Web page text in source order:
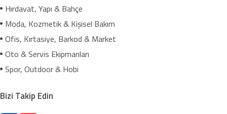
Hırdavat, Yapı & Bahçe
Moda, Kozmetik & Kişisel Bakım
Ofis, Kırtasiye, Barkod & Market
Oto & Servis Ekipmanları
Spor, Outdoor & Hobi
Bizi Takip Edin